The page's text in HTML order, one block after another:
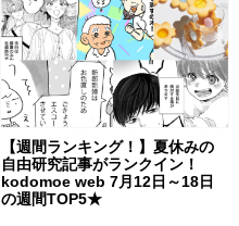
【週間ランキング！】夏休みの
自由研究記事がランクイン！
kodomoe web 7月12日～18日
の週間TOP5★